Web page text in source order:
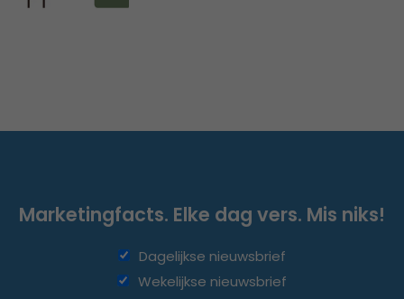
Marketingfacts. Elke dag vers. Mis niks!
Dagelijkse nieuwsbrief
Wekelijkse nieuwsbrief